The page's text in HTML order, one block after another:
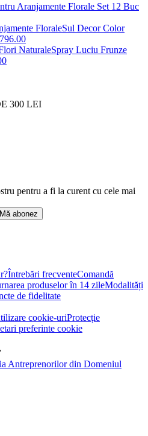
Aranjamente Florale Set 12 Buc
Sul Decor Color
6.00
Spray Luciu Frunze
300 LEI
pentru a fi la curent cu cele mai
Mă abonez
Întrebări frecventeComandă
produselor în 14 zileModalități
de fidelitate
cookie-uriProtecție
preferinte cookie